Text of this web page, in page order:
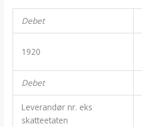
Debet
1920
Debet
Leverandør nr. eks
skatteetaten